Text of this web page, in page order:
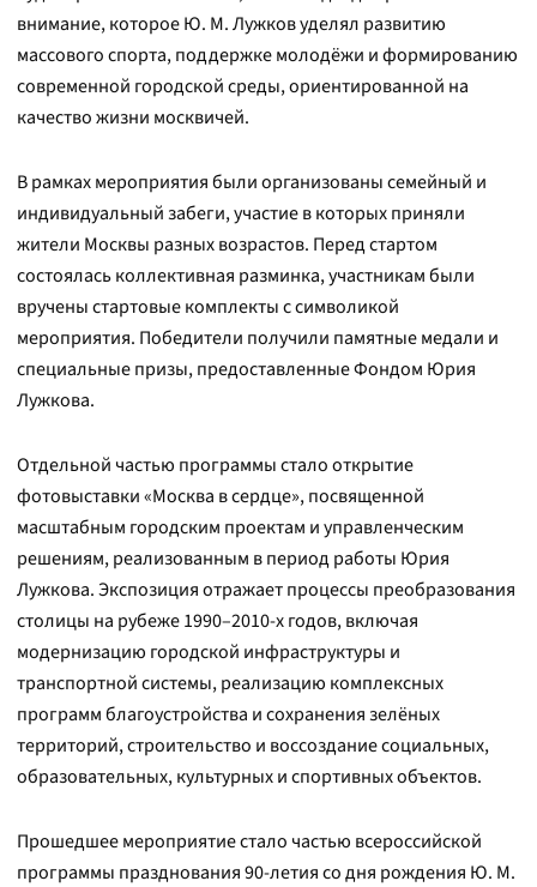
внимание, которое Ю. М. Лужков уделял развитию
массового спорта, поддержке молодёжи и формированию
современной городской среды, ориентированной на
качество жизни москвичей.
В рамках мероприятия были организованы семейный и
индивидуальный забеги, участие в которых приняли
жители Москвы разных возрастов. Перед стартом
состоялась коллективная разминка, участникам были
вручены стартовые комплекты с символикой
мероприятия. Победители получили памятные медали и
специальные призы, предоставленные Фондом Юрия
Лужкова.
Отдельной частью программы стало открытие
фотовыставки «Москва в сердце», посвященной
масштабным городским проектам и управленческим
решениям, реализованным в период работы Юрия
Лужкова. Экспозиция отражает процессы преобразования
столицы на рубеже 1990–2010-х годов, включая
модернизацию городской инфраструктуры и
транспортной системы, реализацию комплексных
программ благоустройства и сохранения зелёных
территорий, строительство и воссоздание социальных,
образовательных, культурных и спортивных объектов.
Прошедшее мероприятие стало частью всероссийской
программы празднования 90-летия со дня рождения Ю. М.